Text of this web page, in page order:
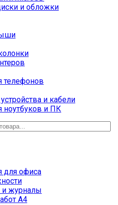
и обложки
телефонов
и кабели
ноутбуков и ПК
для офиса
и журналы
А4